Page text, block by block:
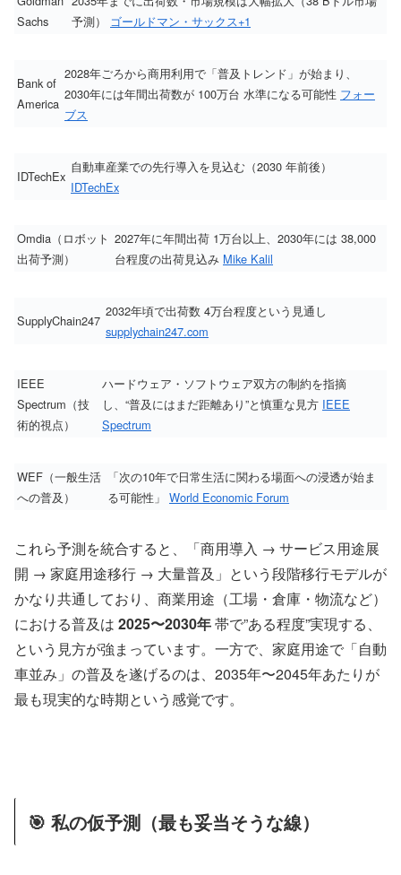
Sachs
予測） ゴールドマン・サックス+1
Bank of
America
2028年ごろから商用利用で「普及トレンド」が始まり、
2030年には年間出荷数が 100万台 水準になる可能性 フォー
ブス
IDTechEx
自動車産業での先行導入を見込む（2030 年前後）
IDTechEx
Omdia（ロボット
出荷予測）
2027年に年間出荷 1万台以上、2030年には 38,000
台程度の出荷見込み Mike Kalil
SupplyChain247
2032年頃で出荷数 4万台程度という見通し
supplychain247.com
IEEE
Spectrum（技
術的視点）
ハードウェア・ソフトウェア双方の制約を指摘
し、“普及にはまだ距離あり”と慎重な見方 IEEE
Spectrum
WEF（一般生活
への普及）
「次の10年で日常生活に関わる場面への浸透が始ま
る可能性」 World Economic Forum
これら予測を統合すると、「商用導入 → サービス用途展
開 → 家庭用途移行 → 大量普及」という段階移行モデルが
かなり共通しており、商業用途（工場・倉庫・物流など）
における普及は 2025〜2030年帯で”ある程度”実現する、
という見方が強まっています。一方で、家庭用途で「自動
車並み」の普及を遂げるのは、2035年〜2045年あたりが
最も現実的な時期という感覚です。
🎯 私の仮予測（最も妥当そうな線）